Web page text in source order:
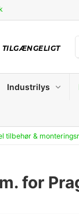
TILGÆNGELIGT
Industrilys
tilbehør &
for